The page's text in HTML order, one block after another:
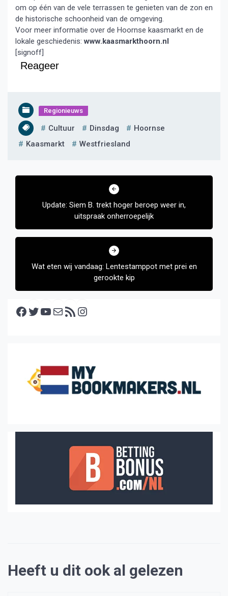
om op één van de vele terrassen te genieten van de zon en
de historische schoonheid van de omgeving.
Voor meer informatie over de Hoornse kaasmarkt en de
lokale geschiedenis:www.kaasmarkthoorn.nl
[signoff]
Reageer
Regionieuws
Cultuur Dinsdag
Hoornse
Kaasmarkt
Westfriesland
Bericht
Update: Siem B. trekt hoger beroep weer in,
uitspraak onherroepelijk
Wat eten wij vandaag: Lentestamppot met prei en
gerookte kip
Facebook Twitter YouTube E-mail RSS feed
Heeft u dit ook al gelezen